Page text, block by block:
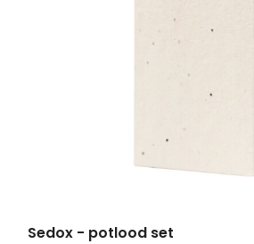
Sedox - potlood set